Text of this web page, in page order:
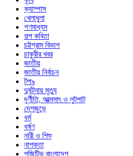
ক্যাম্পাস
খেলাধুলা
গণমাধ্যম
গল্প ক‌বিতা
চট্টগ্রাম বিভাগ
চাকুরীর খবর
জাতীয়
জাতীয় নির্বাচন
টপ৯
দুর্ঘটনায় মৃত্যু
দূর্ণীতি, আত্মসাৎ ও লুটপাট
দেশজুড়ে
ধর্ম
ধর্ষণ
নারী ও শিশু
নাশকতা
পজিটিভ বাংলাদেশ